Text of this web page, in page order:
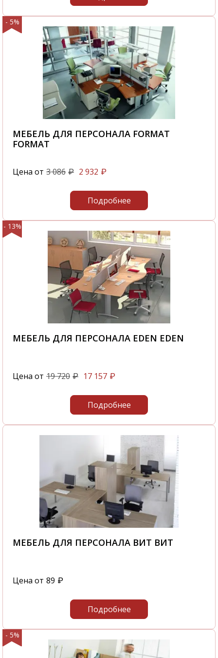
- 5%
МЕБЕЛЬ ДЛЯ ПЕРСОНАЛА FORMAT
FORMAT
Цена от 3 086 ₽ 2 932 ₽
Подробнее
- 13%
МЕБЕЛЬ ДЛЯ ПЕРСОНАЛА EDEN EDEN
Цена от 19 720 ₽ 17 157 ₽
Подробнее
МЕБЕЛЬ ДЛЯ ПЕРСОНАЛА ВИТ ВИТ
Цена от 89 ₽
Подробнее
- 5%